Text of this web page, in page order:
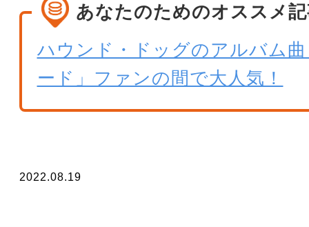
あなたのためのオススメ
ハウンド・ドッグのアルバム
ード」ファンの間で大人気！
2022.08.19